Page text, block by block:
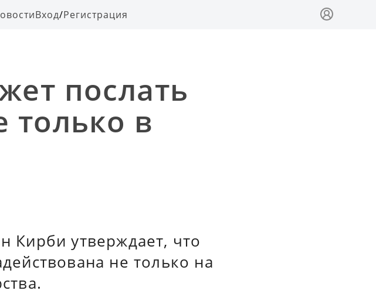
Вход/Регистрация
послать
только в
Кирби утверждает, что
не только на